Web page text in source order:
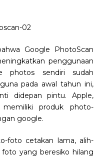
Google PhotoScan
penggunaan
photos sendiri sudah
pada awal tahun ini,
didepan pintu. Apple,
produk photo-
google.
foto cetakan lama, alih-
yang beresiko hilang